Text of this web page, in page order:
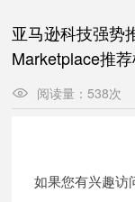
亚马逊科技强势
Marketplace推
阅读量：538次
如果您有兴趣访